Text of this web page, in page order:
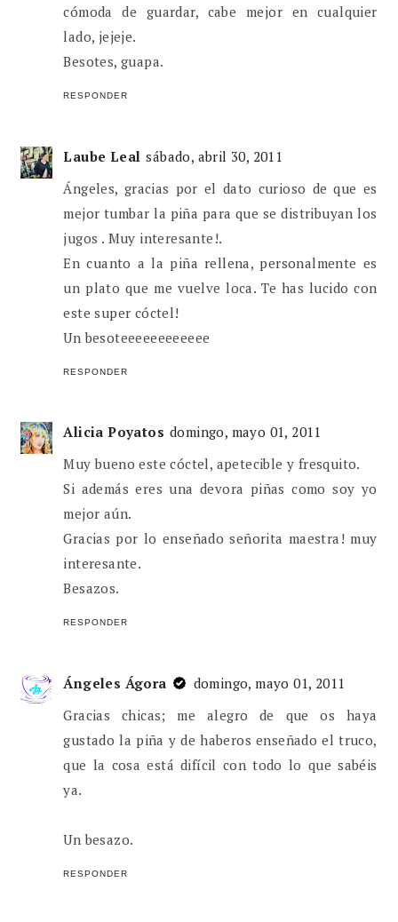
cómoda de guardar, cabe mejor en cualquier
lado, jejeje.
Besotes, guapa.
RESPONDER
Laube Leal sábado, abril 30, 2011
Ángeles, gracias por el dato curioso de que es
mejor tumbar la piña para que se distribuyan los
jugos . Muy interesante!.
En cuanto a la piña rellena, personalmente es
un plato que me vuelve loca. Te has lucido con
este super cóctel!
Un besoteeeeeeeeeeee
RESPONDER
Alicia Poyatos domingo, mayo 01, 2011
Muy bueno este cóctel, apetecible y fresquito.
Si además eres una devora piñas como soy yo
mejor aún.
Gracias por lo enseñado señorita maestra! muy
interesante.
Besazos.
RESPONDER
Ángeles Ágora
domingo, mayo 01, 2011
Gracias chicas; me alegro de que os haya
gustado la piña y de haberos enseñado el truco,
que la cosa está difícil con todo lo que sabéis
ya.
Un besazo.
RESPONDER